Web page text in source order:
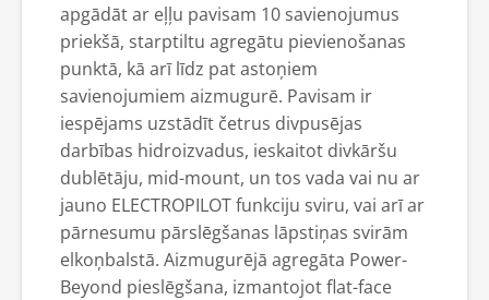
apgādāt ar eļļu pavisam 10 savienojumus
priekšā, starptiltu agregātu pievienošanas
punktā, kā arī līdz pat astoņiem
savienojumiem aizmugurē. Pavisam ir
iespējams uzstādīt četrus divpusējas
darbības hidroizvadus, ieskaitot divkāršu
dublētāju, mid-mount, un tos vada vai nu ar
jauno ELECTROPILOT funkciju sviru, vai arī ar
pārnesumu pārslēgšanas lāpstiņas svirām
elkoņbalstā. Aizmugurējā agregāta Power-
Beyond pieslēgšana, izmantojot flat-face